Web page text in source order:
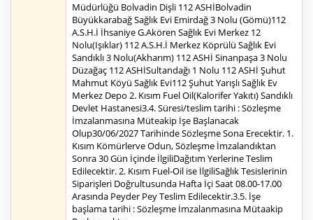
Müdürlüğü Bolvadin Dişli 112 ASHİBolvadin
Büyükkarabağ Sağlık Evi Emirdağ 3 Nolu (Gömü)112
A.S.H.İ İhsaniye G.Akören Sağlık Evi Merkez 12
Nolu(Işıklar) 112 A.S.H.İ Merkez Köprülü Sağlık Evi
Sandıklı 3 Nolu(Akharım) 112 ASHİ Sinanpaşa 3 Nolu
Düzağaç 112 ASHİSultandağı 1 Nolu 112 ASHİ Şuhut
Mahmut Köyü Sağlık Evi112 Şuhut Yarışlı Sağlık Ev
Merkez Depo 2. Kısım Fuel Oil(Kalorifer Yakıtı) Sandıklı
Devlet Hastanesi3.4. Süresi/teslim tarihi : Sözleşme
İmzalanmasına Müteakip İşe Başlanacak
Olup30/06/2027 Tarihinde Sözleşme Sona Erecektir. 1.
Kısım Kömürlerve Odun, Sözleşme İmzalandıktan
Sonra 30 Gün İçinde İlgiliDağıtım Yerlerine Teslim
Edilecektir. 2. Kısım Fuel-Oil ise İlgiliSağlık Tesislerinin
Siparişleri Doğrultusunda Hafta İçi Saat 08.00-17.00
Arasında Peyder Pey Teslim Edilecektir.3.5. İşe
başlama tarihi : Sözleşme İmzalanmasına Mütaakip